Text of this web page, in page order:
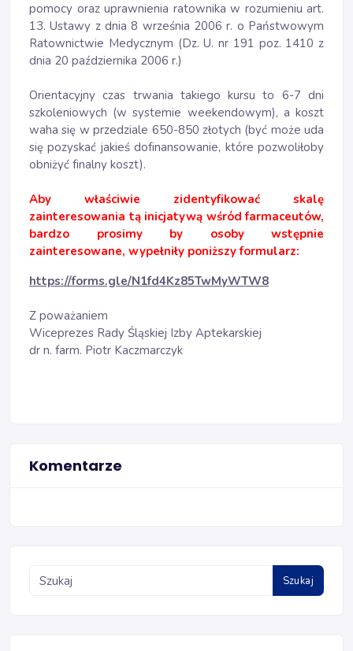
pomocy oraz uprawnienia ratownika w rozumieniu art.
13. Ustawy z dnia 8 września 2006 r. o Państwowym
Ratownictwie Medycznym (Dz. U. nr 191 poz. 1410 z
dnia 20 października 2006 r.)
Orientacyjny czas trwania takiego kursu to 6-7 dni
szkoleniowych (w systemie weekendowym), a koszt
waha się w przedziale 650-850 złotych (być może uda
się pozyskać jakieś dofinansowanie, które pozwoliłoby
obniżyć finalny koszt).
Aby właściwie zidentyfikować skalę
zainteresowania tą inicjatywą wśród farmaceutów,
bardzo prosimy by osoby wstępnie
zainteresowane, wypełniły poniższy formularz:
https://forms.gle/N1fd4Kz85TwMyWTW8
Z poważaniem
Wiceprezes Rady Śląskiej Izby Aptekarskiej
dr n. farm. Piotr Kaczmarczyk
Komentarze
Szukaj